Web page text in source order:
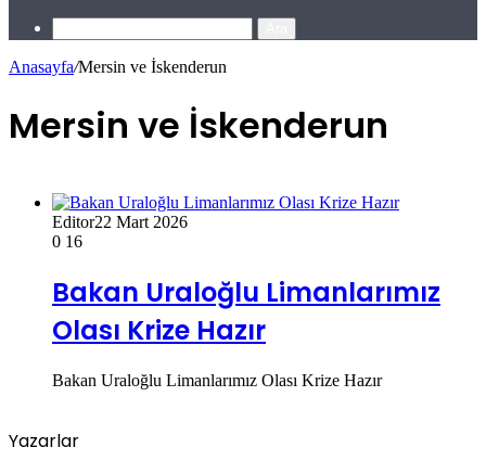
Anasayfa/Mersin ve İskenderun
Mersin ve İskenderun
Editor22 Mart 2026
0 16
Bakan Uraloğlu Limanlarımız
Olası Krize Hazır
Bakan Uraloğlu Limanlarımız Olası Krize Hazır
Yazarlar